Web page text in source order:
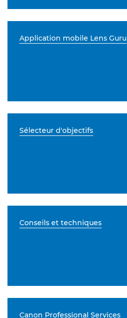
Application mobile Lens Guru
Sélecteur d'objectifs
Conseils et techniques
Canon Professional Services